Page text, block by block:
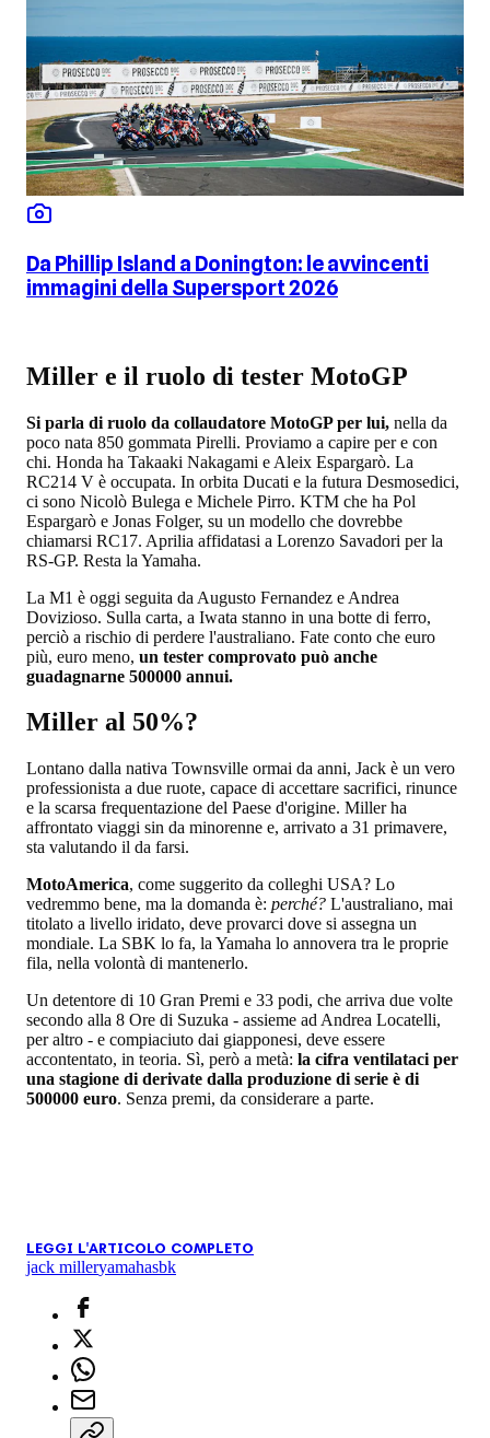
Da Phillip Island a Donington: le avvincenti
immagini della Supersport 2026
Miller e il ruolo di tester MotoGP
Si parla di ruolo da collaudatore MotoGP per lui, nella da
poco nata 850 gommata Pirelli. Proviamo a capire per e con
chi. Honda ha Takaaki Nakagami e Aleix Espargarò. La
RC214 V è occupata. In orbita Ducati e la futura Desmosedici,
ci sono Nicolò Bulega e Michele Pirro. KTM che ha Pol
Espargarò e Jonas Folger, su un modello che dovrebbe
chiamarsi RC17. Aprilia affidatasi a Lorenzo Savadori per la
RS-GP. Resta la Yamaha.
La M1 è oggi seguita da Augusto Fernandez e Andrea
Dovizioso. Sulla carta, a Iwata stanno in una botte di ferro,
perciò a rischio di perdere l'australiano. Fate conto che euro
più, euro meno, un tester comprovato può anche
guadagnarne 500000 annui.
Miller al 50%?
Lontano dalla nativa Townsville ormai da anni, Jack è un vero
professionista a due ruote, capace di accettare sacrifici, rinunce
e la scarsa frequentazione del Paese d'origine. Miller ha
affrontato viaggi sin da minorenne e, arrivato a 31 primavere,
sta valutando il da farsi.
MotoAmerica, come suggerito da colleghi USA? Lo
vedremmo bene, ma la domanda è: perché? L'australiano, mai
titolato a livello iridato, deve provarci dove si assegna un
mondiale. La SBK lo fa, la Yamaha lo annovera tra le proprie
fila, nella volontà di mantenerlo.
Un detentore di 10 Gran Premi e 33 podi, che arriva due volte
secondo alla 8 Ore di Suzuka - assieme ad Andrea Locatelli,
per altro - e compiaciuto dai giapponesi, deve essere
accontentato, in teoria. Sì, però a metà: la cifra ventilataci per
una stagione di derivate dalla produzione di serie è di
500000 euro. Senza premi, da considerare a parte.
LEGGI L'ARTICOLO COMPLETO
jack milleryamahasbk